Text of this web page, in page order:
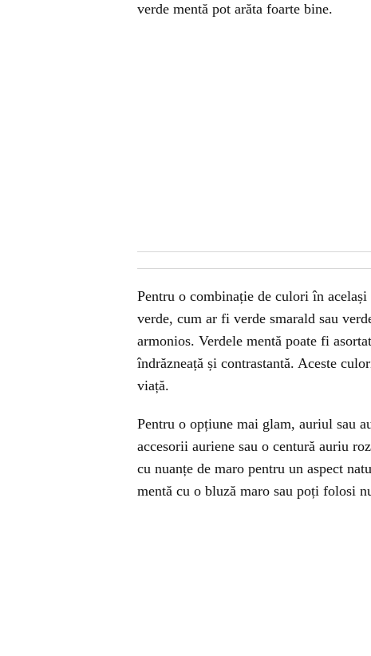
verde mentă pot arăta foarte bine.
Pentru o combinație de culori în
verde, cum ar fi verde smarald sau
armonios. Verdele mentă poate fi
îndrăzneață și contrastantă. Aceste
viață.
Pentru o opțiune mai glam, auriul sau
accesorii auriene sau o centură auriu
cu nuanțe de maro pentru un aspect
mentă cu o bluză maro sau poți folosi